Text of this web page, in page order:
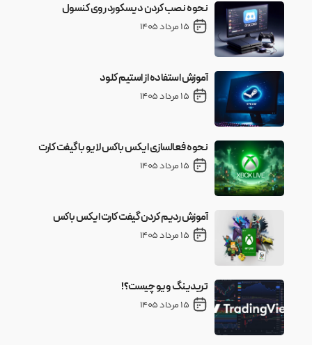
نحوه نصب کردن دیسکورد روی کنسول
15 مرداد 1405
آموزش استفاده از استیم کلود
15 مرداد 1405
نحوه فعالسازی ایکس باکس لایو با گیفت کارت
15 مرداد 1405
آموزش ردیم کردن گیفت کارت ایکس باکس
15 مرداد 1405
تریدینگ ویو چیست؟!
15 مرداد 1405